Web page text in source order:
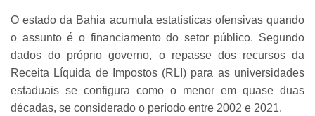
O estado da Bahia acumula estatísticas ofensivas quando
o assunto é o financiamento do setor público. Segundo
dados do próprio governo, o repasse dos recursos da
Receita Líquida de Impostos (RLI) para as universidades
estaduais se configura como o menor em quase duas
décadas, se considerado o período entre 2002 e 2021.